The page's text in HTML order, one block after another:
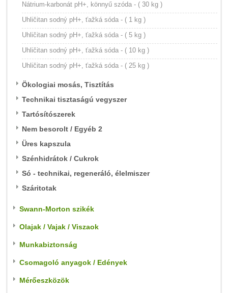
Nátrium-karbonát pH+, könnyű szóda - ( 30 kg )
Uhličitan sodný pH+, ťažká sóda - ( 1 kg )
Uhličitan sodný pH+, ťažká sóda - ( 5 kg )
Uhličitan sodný pH+, ťažká sóda - ( 10 kg )
Uhličitan sodný pH+, ťažká sóda - ( 25 kg )
Ökologiai mosás, Tisztítás
Technikai tisztaságú vegyszer
Tartósítószerek
Nem besorolt / Egyéb 2
Üres kapszula
Szénhidrátok / Cukrok
Só - technikai, regeneráló, élelmiszer
Száritotak
Swann-Morton szikék
Olajak / Vajak / Viszaok
Munkabiztonság
Csomagoló anyagok / Edények
Mérőeszközök